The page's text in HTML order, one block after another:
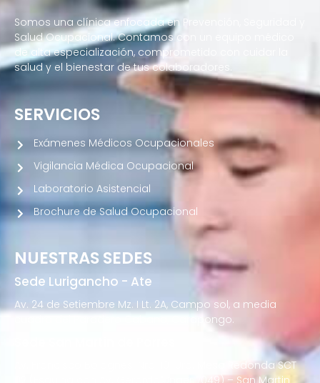
Somos una clínica enfocada en Prevención, Seguridad y
Salud Ocupacional. Contamos con un equipo médico
de alta especialización, comprometido con cuidar la
salud y el bienestar de tus colaboradores.
NUESTRAS SEDES
Sede Lurigancho - Ate
Av. 24 de Setiembre Mz. I Lt. 2A, Campo sol, a media
cuadra del Paradero Cabana, Carapongo.
Av. Francisco Bolognesi Nro. 101 Urb. Mesa Redonda SCT
SERVICIOS
Exámenes Médicos Ocupacionales
Vigilancia Médica Ocupacional
Laboratorio Asistencial
Brochure de Salud Ocupacional